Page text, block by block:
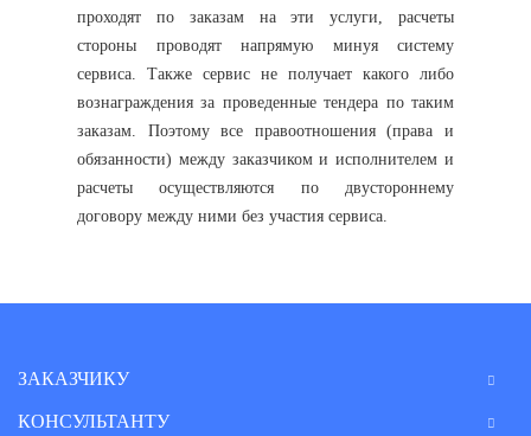
проходят по заказам на эти услуги, расчеты
стороны проводят напрямую минуя систему
сервиса. Также сервис не получает какого либо
вознаграждения за проведенные тендера по таким
заказам. Поэтому все правоотношения (права и
обязанности) между заказчиком и исполнителем и
расчеты осуществляются по двустороннему
договору между ними без участия сервиса.
ЗАКАЗЧИКУ
КОНСУЛЬТАНТУ